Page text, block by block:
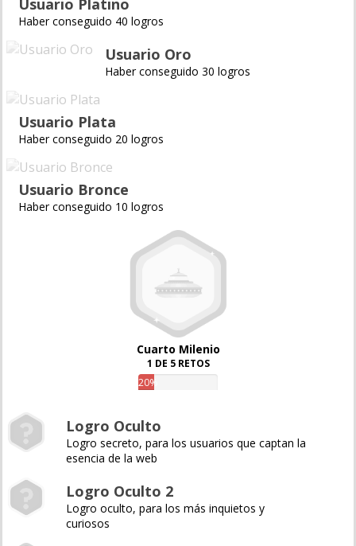
Usuario Platino
Haber conseguido 40 logros
Usuario Oro
Haber conseguido 30 logros
Usuario Plata
Haber conseguido 20 logros
Usuario Bronce
Haber conseguido 10 logros
Cuarto Milenio
1 DE 5 RETOS
20%
Logro Oculto
Logro secreto, para los usuarios que captan la
esencia de la web
Logro Oculto 2
Logro oculto, para los más inquietos y
curiosos